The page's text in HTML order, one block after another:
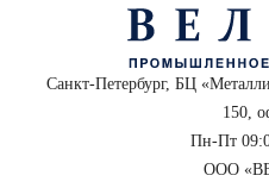
Санкт-Петербург, БЦ
150,
Пн-Пт
ООО